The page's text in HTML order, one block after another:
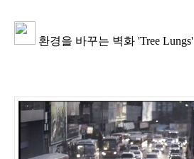
환경을 바꾸는 벽화 'Tree Lungs'